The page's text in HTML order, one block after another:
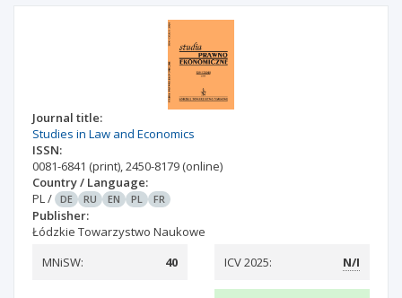
Journal title:
Studies in Law and Economics
ISSN:
0081-6841 (print),2450-8179 (online)
Country / Language:
PL/ DE RU EN PL FR
Publisher:
Łódzkie Towarzystwo Naukowe
MNiSW:
40 ICV 2025: N/I